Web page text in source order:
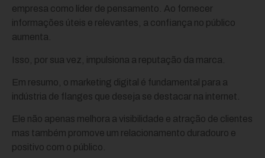
empresa como líder de pensamento. Ao fornecer
informações úteis e relevantes, a confiança no público
aumenta.
Isso, por sua vez, impulsiona a reputação da marca.
Em resumo, o marketing digital é fundamental para a
indústria de flanges que deseja se destacar na internet.
Ele não apenas melhora a visibilidade e atração de clientes
mas também promove um relacionamento duradouro e
positivo com o público.